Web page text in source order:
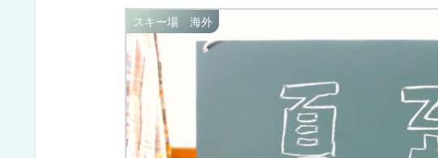
スキー場 海外